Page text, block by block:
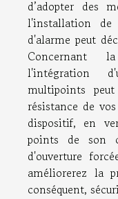
d’adopter des
l'installation de
d'alarme peut
Concernant
l'intégration
multipoints
résistance de
dispositif, en
points de son
d'ouverture
améliorerez la
conséquent,